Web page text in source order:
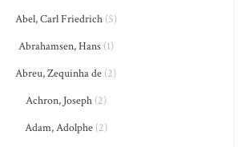
Abel, Carl Friedrich(5)
Abrahamsen, Hans(1)
Abreu, Zequinha de (2)
Achron, Joseph(2)
Adam, Adolphe(2)